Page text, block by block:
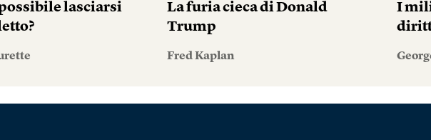
lasciarsi
La furia cieca di Donald
Trump
Fred Kaplan
I